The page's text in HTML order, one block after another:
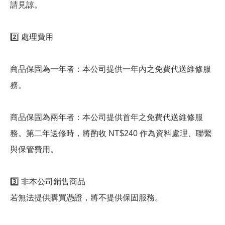
請見諒。
2️⃣ 處理費用
商品保固為一年者：本公司提供一年內之免費代送維修服
務。
商品保固為兩年者：本公司提供首年之免費代送維修服
務。第二年送修時，將酌收 NT$240 作為資料處理、聯繫
與保管費用。
3️⃣ 非本公司銷售商品
若無法提供購買憑證，將不提供保固服務。